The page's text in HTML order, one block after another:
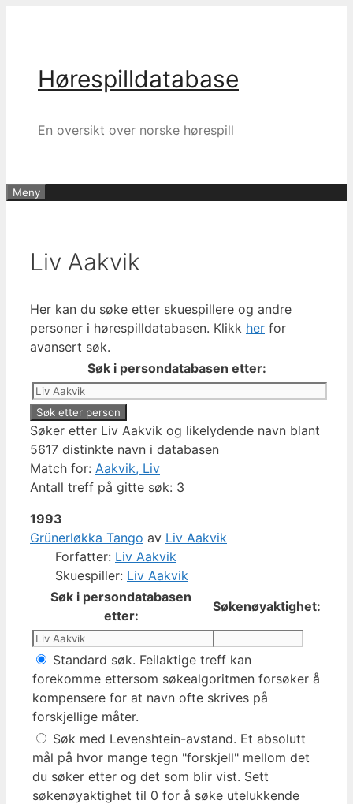
Hørespilldatabase
En oversikt over norske hørespill
Meny
Liv Aakvik
Her kan du søke etter skuespillere og andre
personer i hørespilldatabasen. Klikk her for
avansert søk.
Søk i persondatabasen etter:
Søker etter Liv Aakvik og likelydende navn blant
5617 distinkte navn i databasen
Match for: Aakvik, Liv
Antall treff på gitte søk: 3
1993
Grünerløkka Tango av Liv Aakvik
Forfatter: Liv Aakvik
Skuespiller: Liv Aakvik
Søk i persondatabasen
etter:
Søkenøyaktighet:
Standard søk. Feilaktige treff kan
forekomme ettersom søkealgoritmen forsøker å
kompensere for at navn ofte skrives på
forskjellige måter.
Søk med Levenshtein-avstand. Et absolutt
mål på hvor mange tegn "forskjell" mellom det
du søker etter og det som blir vist. Sett
søkenøyaktighet til 0 for å søke utelukkende